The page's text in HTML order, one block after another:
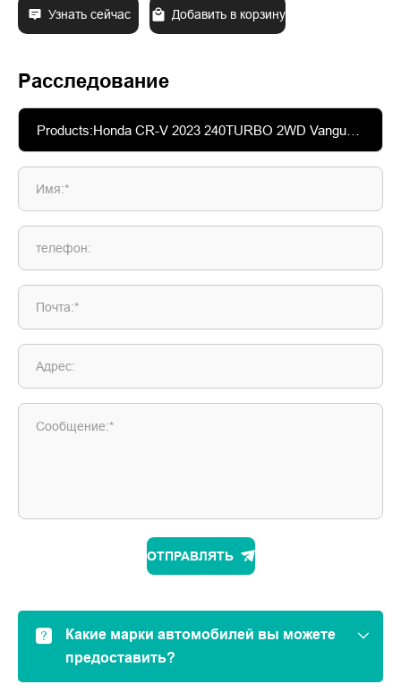
Узнать сейчас Добавить в корзину
Расследование
Имя:*
телефон:
Почта:*
Адрес:
Сообщение:*
ОТПРАВЛЯТЬ
Какие марки автомобилей вы можете
предоставить?